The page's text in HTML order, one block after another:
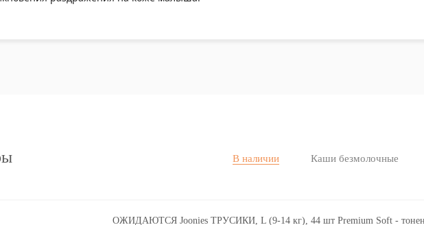
В наличии Каши безмолочные